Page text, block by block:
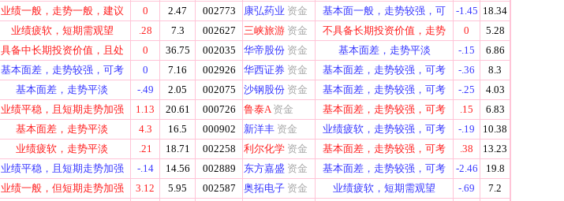
业绩一般，走势一般，建议 0 2.47 002773 康弘药业 资金 基本面一般，走势较强，可 -1.45 18.34
业绩疲软，短期需观望 .28 7.3 002627 三峡旅游 资金 不具备长期投资价值，走势 0
5.28
具备中长期投资价值，且处 0 36.75 002035 华帝股份 资金 基本面差，走势平淡 -.15
6.86
基本面差，走势较强，可考 0 7.16 002926 华西证券 资金 基本面差，走势较强，可考 -.36
8.3
基本面差，走势平淡 -.49 2.05 002075 沙钢股份 资金 基本面差，走势较强，可考 -.25
4.03
业绩平稳，且短期走势加强 1.13 20.61 000726 鲁泰A 资金 基本面差，走势较强，可考 .15
6.83
基本面差，走势平淡 4.3 16.5 000902 新洋丰 资金 业绩疲软，走势较强，可考 -.19
10.38
业绩疲软，走势平淡 .21 18.71 002258 利尔化学 资金 基本面差，走势较强，可考 .38
13.23
业绩平稳，且短期走势加强 -.14 14.56 002889 东方嘉盛 资金 基本面差，走势较强，可考 -2.46
19.8
业绩一般，但短期走势加强 3.12 5.95 002587 奥拓电子 资金 业绩疲软，短期需观望 -.69
7.2